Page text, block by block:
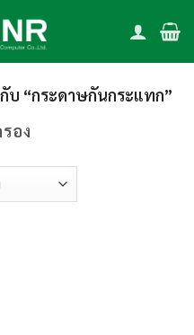
บ “กระดาษกันกระแทก”
อง